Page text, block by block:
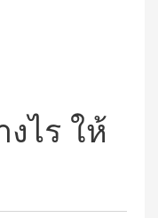
ไร ให้